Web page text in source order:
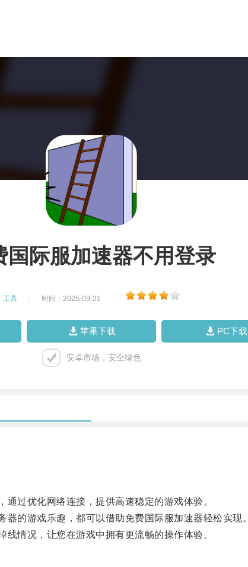
国际服加速器不用登录
工具 时间：2025-09-21
苹果下载 PC下载
安卓市场，安全绿色
过优化网络连接，提供高速稳定的游戏体验。
的游戏乐趣，都可以借助免费国际服加速器轻松实现。
情况，让您在游戏中拥有更流畅的操作体验。